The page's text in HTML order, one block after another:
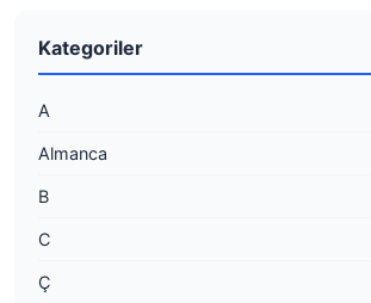
Kategoriler
A
Almanca
B
C
Ç